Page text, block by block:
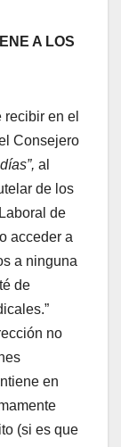
A LOS
recibir en el
Consejero
al
de los
de
acceder a
a ninguna
de
no
en
(si es que